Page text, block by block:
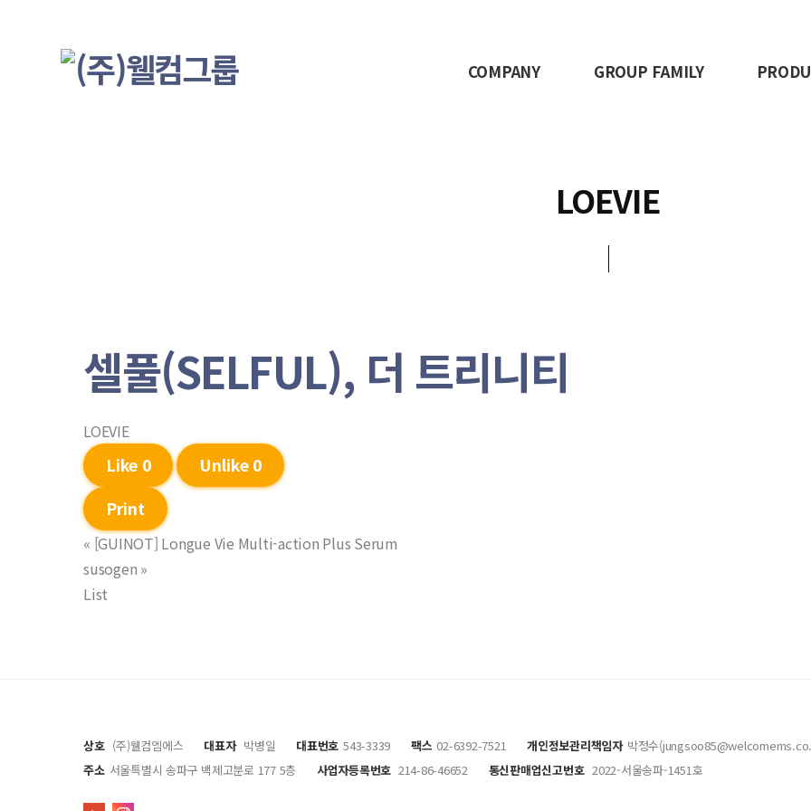
COMPANY GROUP FAMILY
LOEVIE
셀풀(SELFUL), 더 트리니티
LOEVIE
Like 0 Unlike 0
Print
« [GUINOT] Longue Vie Multi-action Plus Serum
susogen »
List
상호 (주)웰컴엠에스 대표자 박병일 대표번호 543-3339 팩스 02-6392-7521 개인정보관리책임자 박정수
주소 서울특별시 송파구 백제고분로 177 5층 사업자등록번호 214-86-46652 통신판매업신고번호 2022-서울송파-1451호